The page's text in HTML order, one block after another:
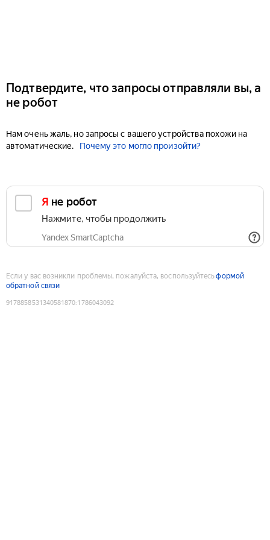
Подтвердите, что запросы отправляли вы, а
не робот
Нам очень жаль, но запросы с вашего устройства похожи на
автоматические.
Почему это могло произойти?
Я не робот
Нажмите, чтобы продолжить
Yandex SmartCaptcha
Если у вас возникли проблемы, пожалуйста, воспользуйтесьформой
обратной связи
9178858531340581870:1786043092